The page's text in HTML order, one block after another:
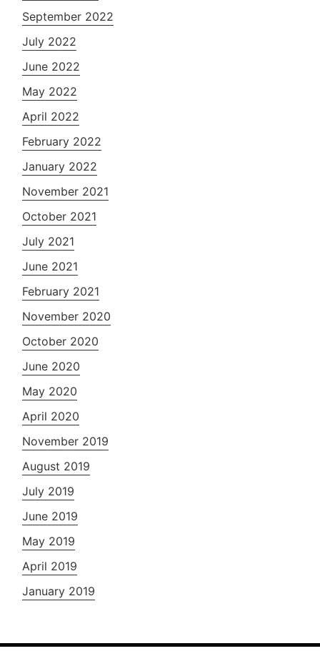
September 2022
July 2022
June 2022
May 2022
April 2022
February 2022
January 2022
November 2021
October 2021
July 2021
June 2021
February 2021
November 2020
October 2020
June 2020
May 2020
April 2020
November 2019
August 2019
July 2019
June 2019
May 2019
April 2019
January 2019